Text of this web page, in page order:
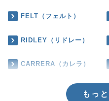
FELT（フェルト）
RIDLEY（リドレー）
CARRERA（カレラ）
もっ